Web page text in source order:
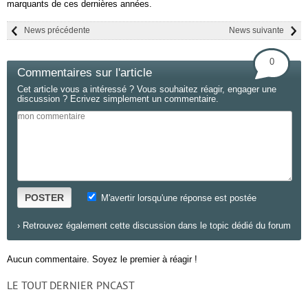
marquants de ces dernières années.
News suivante
News précédente
Commentaires sur l'article
0
Cet article vous a intéressé ? Vous souhaitez réagir, engager une
discussion ? Ecrivez simplement un commentaire.
POSTER M'avertir lorsqu'une réponse est postée
› Retrouvez également cette discussion dans le topic dédié du forum
Aucun commentaire. Soyez le premier à réagir !
LE TOUT DERNIER PNCAST